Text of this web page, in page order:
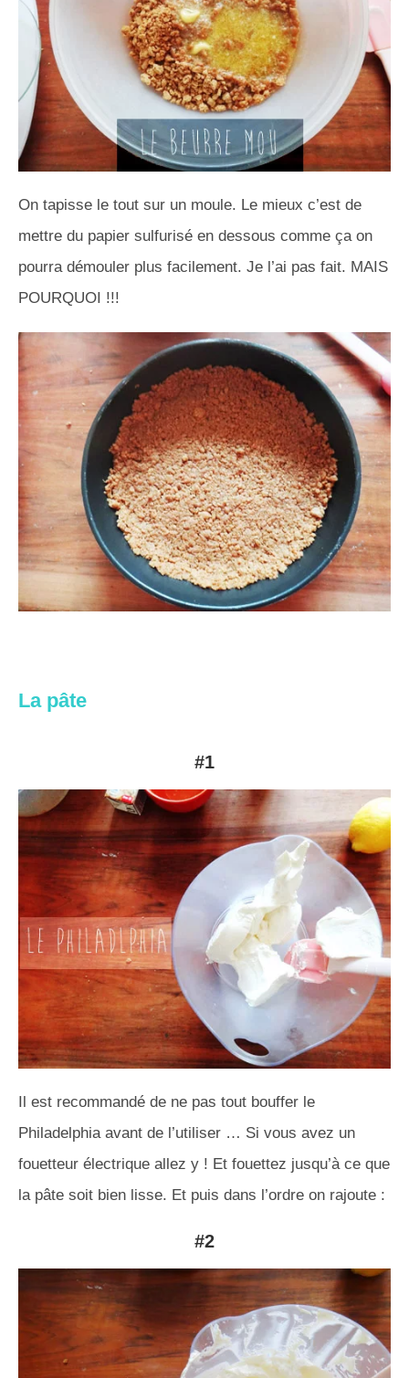
On tapisse le tout sur un moule. Le mieux c’est de
mettre du papier sulfurisé en dessous comme ça on
pourra démouler plus facilement. Je l’ai pas fait. MAIS
POURQUOI !!!
La pâte
#1
Il est recommandé de ne pas tout bouffer le
Philadelphia avant de l’utiliser … Si vous avez un
fouetteur électrique allez y ! Et fouettez jusqu’à ce que
la pâte soit bien lisse. Et puis dans l’ordre on rajoute :
#2